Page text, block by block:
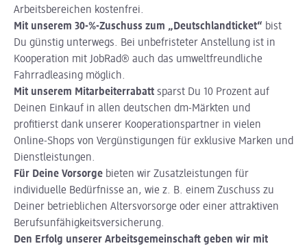
Arbeitsbereichen kostenfrei.
Mit unserem 30-%-Zuschuss zum „Deutschlandticket“ bist
Du günstig unterwegs. Bei unbefristeter Anstellung ist in
Kooperation mit JobRad® auch das umweltfreundliche
Fahrradleasing möglich.
Mit unserem Mitarbeiterrabatt sparst Du 10 Prozent auf
Deinen Einkauf in allen deutschen dm-Märkten und
profitierst dank unserer Kooperationspartner in vielen
Online-Shops von Vergünstigungen für exklusive Marken und
Dienstleistungen.
Für Deine Vorsorge bieten wir Zusatzleistungen für
individuelle Bedürfnisse an, wie z. B. einem Zuschuss zu
Deiner betrieblichen Altersvorsorge oder einer attraktiven
Berufsunfähigkeitsversicherung.
Den Erfolg unserer Arbeitsgemeinschaft geben wir mit